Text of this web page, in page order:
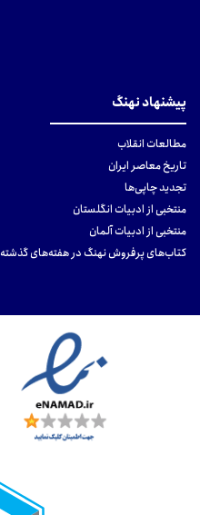
پیشنهاد نهنگ
مطالعات انقلاب
تاریخ معاصر ایران
تجدید چاپی‌ها
منتخبی از ادبیات انگلستان
منتخبی از ادبیات آلمان
کتاب‌های پرفروش نهنگ در هفته‌های گذشته